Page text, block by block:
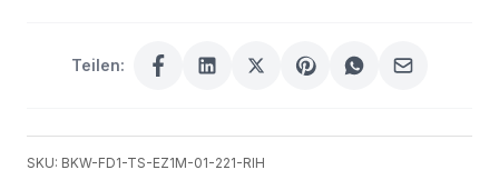
Teilen:
SKU: BKW-FD1-TS-EZ1M-01-221-RIH